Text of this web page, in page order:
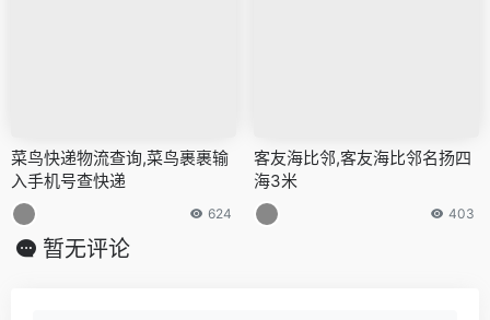
菜鸟快递物流查询,菜鸟裹裹输
入手机号查快递
624
客友海比邻,客友海比邻名扬四
海3米
403
暂无评论